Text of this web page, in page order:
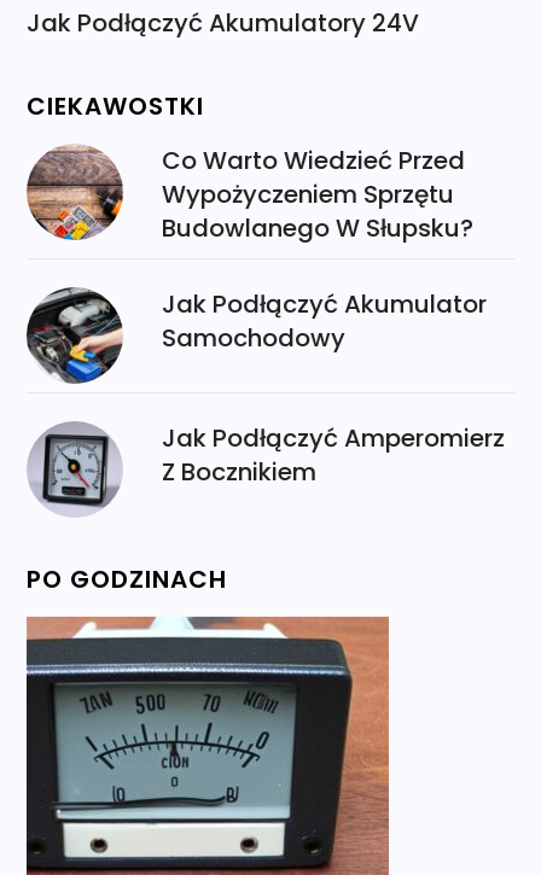
Jak Podłączyć Akumulatory 24V
CIEKAWOSTKI
Co Warto Wiedzieć Przed
Wypożyczeniem Sprzętu
Budowlanego W Słupsku?
Jak Podłączyć Akumulator
Samochodowy
Jak Podłączyć Amperomierz
Z Bocznikiem
PO GODZINACH